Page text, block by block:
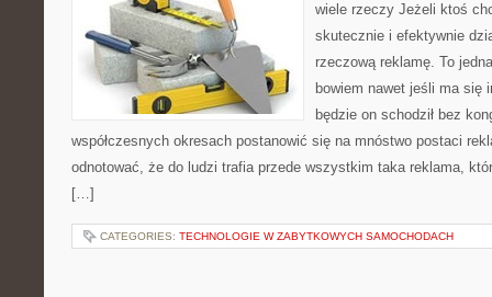
wiele rzeczy Jeżeli ktoś
skutecznie i efektywnie
rzeczową reklamę. To
bowiem nawet jeśli ma się
będzie on schodził bez
współczesnych okresach postanowić się na mnóstwo postaci
odnotować, że do ludzi trafia przede wszystkim taka reklama,
[…]
CATEGORIES: TECHNOLOGIE W ZABYTKOWYCH SAMOCHODACH